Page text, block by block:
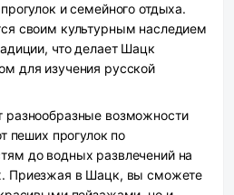
и семейного отдыха.
своим культурным наследием
что делает Шацк
для изучения русской
разнообразные возможности
пеших прогулок по
до водных развлечений на
Приезжая в Шацк, вы сможете